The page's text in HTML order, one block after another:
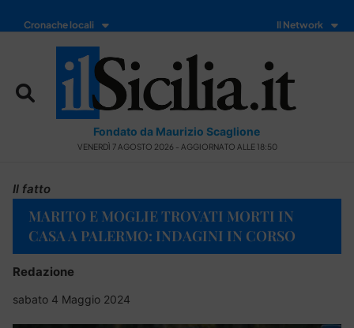
Cronache locali Il Network
Fondato da Maurizio Scaglione
VENERDÌ 7 AGOSTO 2026 - AGGIORNATO ALLE 18:50
Il fatto
MARITO E MOGLIE TROVATI MORTI IN
CASA A PALERMO: INDAGINI IN CORSO
Redazione
sabato 4 Maggio 2024